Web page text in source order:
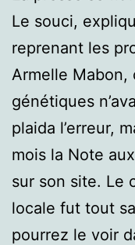
Le souci,
reprenant les
Armelle Mabon,
génétiques
plaida l’erreur,
mois la Note
sur son site. Le
locale fut tout
pourrez le voir